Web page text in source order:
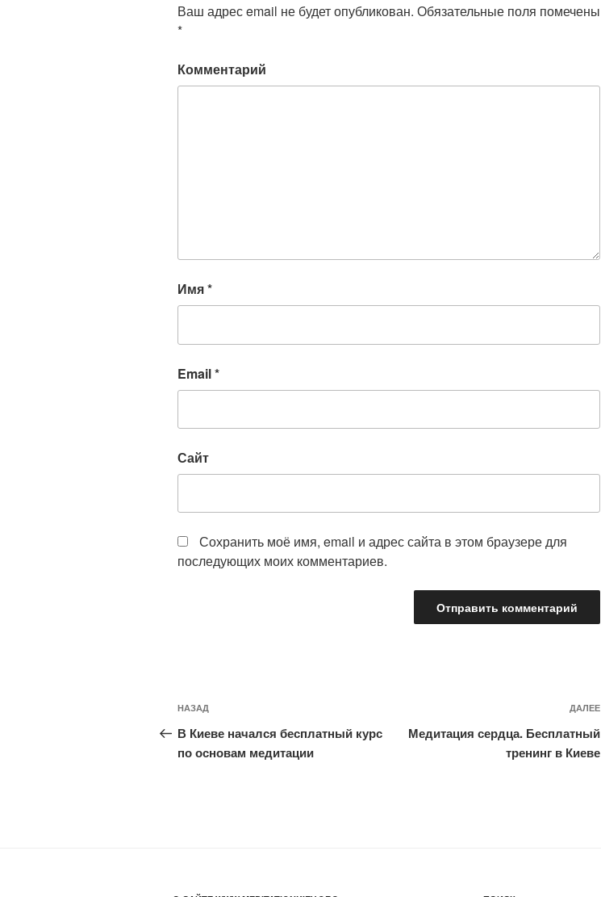
Ваш адрес email не будет опубликован. Обязательные поля помечены
*
Комментарий
Имя*
Email*
Сайт
Сохранить моё имя, email и адрес сайта в этом браузере для
последующих моих комментариев.
Навигация
по
записям
Предыдущая
запись:
НАЗАД
В Киеве начался бесплатный курс
по основам медитации
ДАЛЕЕ
Медитация сердца. Бесплатный
тренинг в Киеве